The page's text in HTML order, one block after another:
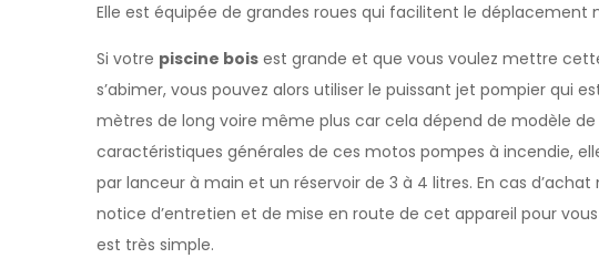
Elle est équipée de grandes roues qui facilitent le
Si votre piscine bois est grande et que vous voulez mettre
s’abimer, vous pouvez alors utiliser le puissant jet pompier qui
mètres de long voire même plus car cela dépend de modèle
caractéristiques générales de ces motos pompes à incendie,
par lanceur à main et un réservoir de 3 à 4 litres. En cas
notice d’entretien et de mise en route de cet appareil pour
est très simple.